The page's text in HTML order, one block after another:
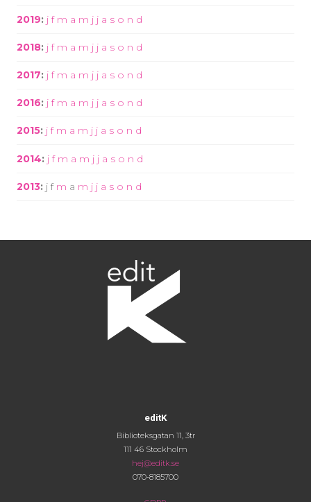
2019: j f m a m j j a s o n d
2018: j f m a m j j a s o n d
2017: j f m a m j j a s o n d
2016: j f m a m j j a s o n d
2015: j f m a m j j a s o n d
2014: j f m a m j j a s o n d
2013: j f m a m j j a s o n d
editK
Biblioteksgatan 11, 3tr
111 46 Stockholm
hej@editk.se
070-8185700